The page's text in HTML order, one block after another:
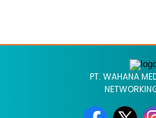
PT. WAHANA